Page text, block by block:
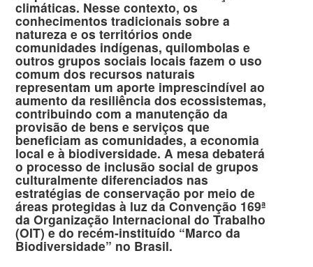
climáticas. Nesse contexto, os
conhecimentos tradicionais sobre a
natureza e os territórios onde
comunidades indígenas, quilombolas e
outros grupos sociais locais fazem o uso
comum dos recursos naturais
representam um aporte imprescindível ao
aumento da resiliência dos ecossistemas,
contribuindo com a manutenção da
provisão de bens e serviços que
beneficiam as comunidades, a economia
local e à biodiversidade. A mesa debaterá
o processo de inclusão social de grupos
culturalmente diferenciados nas
estratégias de conservação por meio de
áreas protegidas à luz da Convenção 169ª
da Organização Internacional do Trabalho
(OIT) e do recém-instituído “Marco da
Biodiversidade” no Brasil.